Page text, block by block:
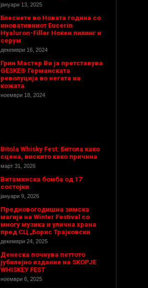
јануари 13, 2025
Блеснете во Новата година со
иновативниот Eucerin
Hyaluron-Filler Ноќен пилинг и
серум
декември 16, 2024
Грин Мастер Ви ја претставува
GESKE® Германската
револуција во негата на
кожата
ноември 18, 2024
Bitola Whisky Fest: Битола како
сцена, вискито како причина
март 31, 2026
Витаминска бомба од 17
состојки
јануари 9, 2026
Предновогодишнa зимска
магија на Winter Festival со
многу музика и улична храна
пред СЦ „Борис Трајковски
декември 24, 2025
Денеска почнува петтото
јубилејно издание на SKOPJE
WHISKEY FEST
ноември 6, 2025